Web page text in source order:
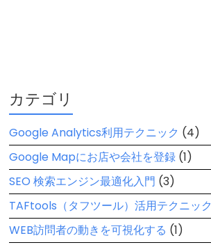
カテゴリ
Google Analytics利用テクニック (4)
Google Mapにお店や会社を登録 (1)
SEO 検索エンジン最適化入門 (3)
TAFtools（タフツール）活用テクニック
WEB訪問者の動きを可視化する (1)